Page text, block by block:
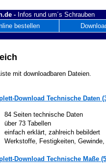
- Infos rund um´s Schrauben
bestellen
mit downloadbaren Dateien.
Download Technische Daten
84 Seiten technische Daten
über 73 Tabellen
einfach erklärt, zahlreich bebildert
Werkstoffe, Festigkeiten,
Download Technische Maße